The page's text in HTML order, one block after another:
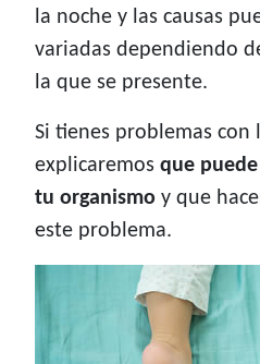
la noche y las causas
variadas dependiendo
la que se presente.
Si tienes problemas con
explicaremos que
tu organismo y que
este problema.